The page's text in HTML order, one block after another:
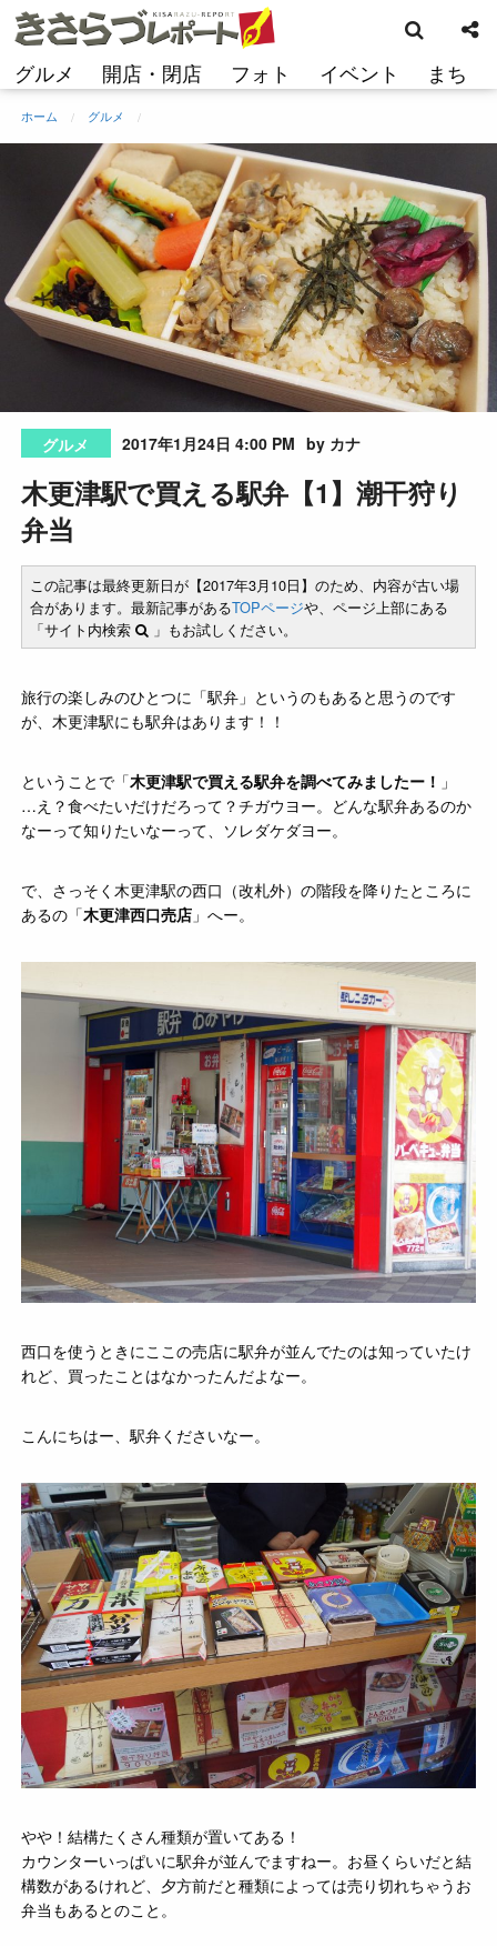
コ
ン
ン
へ
グルメ 開店・閉店 フォト イベント まち
索
ホーム グルメ
グルメ 2017年1月24日 4:00 PM by カナ
木更津駅で買える駅弁【1】潮干狩り
弁当
この記事は最終更新日が【2017年3月10日】のため、内容が古い場
合があります。最新記事があるTOPページや、ページ上部にある
「サイト内検索
」もお試しください。
旅行の楽しみのひとつに「駅弁」というのもあると思うのです
が、木更津駅にも駅弁はあります！！
ということで「木更津駅で買える駅弁を調べてみましたー！ 」
…え？食べたいだけだろって？チガウヨー。どんな駅弁あるのか
なーって知りたいなーって、ソレダケダヨー。
で、さっそく木更津駅の西口（改札外）の階段を降りたところに
あるの「木更津西口売店 」へー。
西口を使うときにここの売店に駅弁が並んでたのは知っていたけ
れど、買ったことはなかったんだよなー。
こんにちはー、駅弁くださいなー。
やや！結構たくさん種類が置いてある！
カウンターいっぱいに駅弁が並んでますねー。お昼くらいだと結
構数があるけれど、夕方前だと種類によっては売り切れちゃうお
弁当もあるとのこと。